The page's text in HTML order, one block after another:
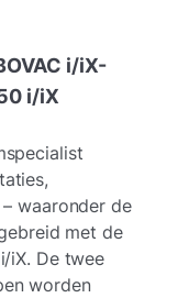
i/iX-
i/iX
waaronder de
met de
iX. De twee
worden